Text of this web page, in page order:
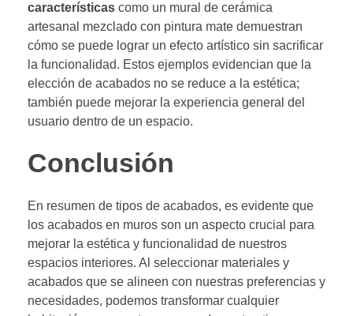
características como un mural de cerámica
artesanal mezclado con pintura mate demuestran
cómo se puede lograr un efecto artístico sin sacrificar
la funcionalidad. Estos ejemplos evidencian que la
elección de acabados no se reduce a la estética;
también puede mejorar la experiencia general del
usuario dentro de un espacio.
Conclusión
En resumen de tipos de acabados, es evidente que
los acabados en muros son un aspecto crucial para
mejorar la estética y funcionalidad de nuestros
espacios interiores. Al seleccionar materiales y
acabados que se alineen con nuestras preferencias y
necesidades, podemos transformar cualquier